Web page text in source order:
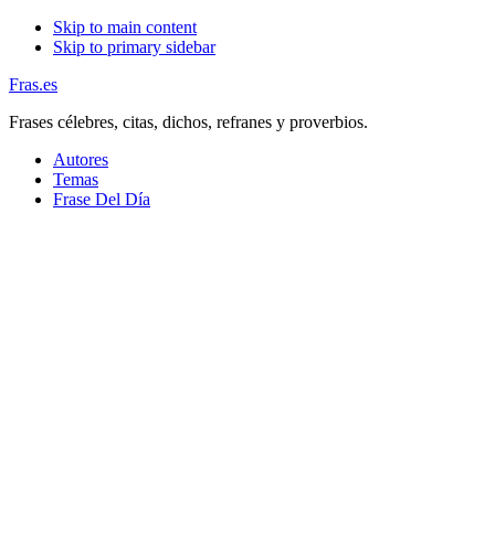
Skip to main content
Skip to primary sidebar
Fras.es
Frases célebres, citas, dichos, refranes y proverbios.
Autores
Temas
Frase Del Día